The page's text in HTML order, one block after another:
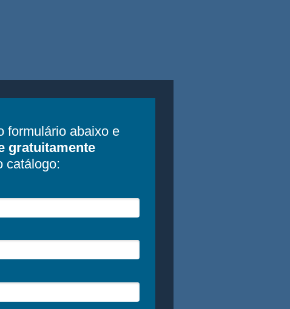
formulário abaixo e
gratuitamente
catálogo: